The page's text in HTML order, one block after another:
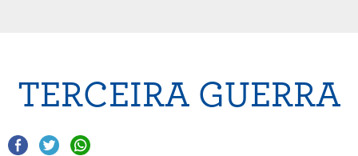
TERCEIRA GUERRA